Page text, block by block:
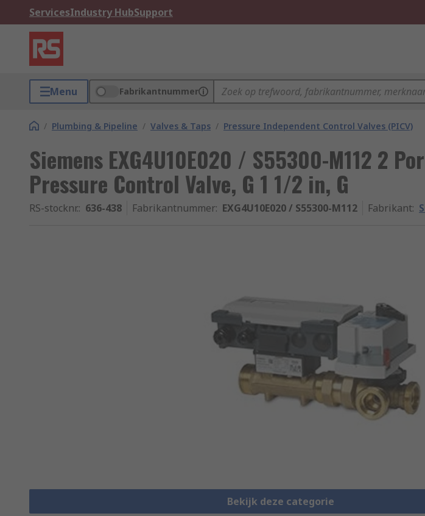
ServicesIndustry HubSupport
Menu Fabrikantnummer
/ Plumbing & Pipeline / Valves & Taps / Pressure Independent Control Valves (PICV)
Siemens EXG4U10E020 / S55300-M112 2
Pressure Control Valve, G 1 1/2 in, G
RS-stocknr.: 636-438 Fabrikantnummer: EXG4U10E020 / S55300-M112 Fabrikant:
Bekijk deze categorie